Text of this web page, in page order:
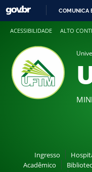
COMUNICA
ACESSIBILIDADE ALTO
Ingresso
Acadêmico